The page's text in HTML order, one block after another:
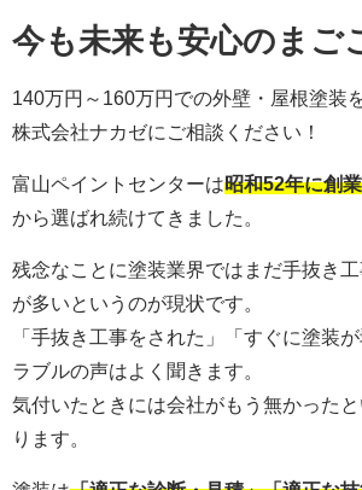
今も未来も安心のまご
140万円～160万円での外壁・屋根塗装
株式会社ナカゼにご相談ください！
富山ペイントセンターは昭和52年に創業
から選ばれ続けてきました。
残念なことに塗装業界ではまだ手抜き
が多いというのが現状です。
「手抜き工事をされた」「すぐに塗装
ラブルの声はよく聞きます。
気付いたときには会社がもう無かった
ります。